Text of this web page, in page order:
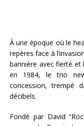
À une époque où le
repères face à
bannière avec fierté et
en 1984, le trio
concession, trempé
décibels.
Fondé par David